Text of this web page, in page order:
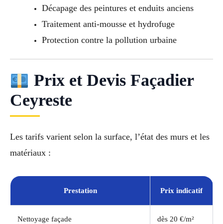
Décapage des peintures et enduits anciens
Traitement anti-mousse et hydrofuge
Protection contre la pollution urbaine
Prix et Devis Façadier
Ceyreste
Les tarifs varient selon la surface, l’état des murs et les
matériaux :
Prestation Prix indicatif
Nettoyage façade dès 20 €/m²